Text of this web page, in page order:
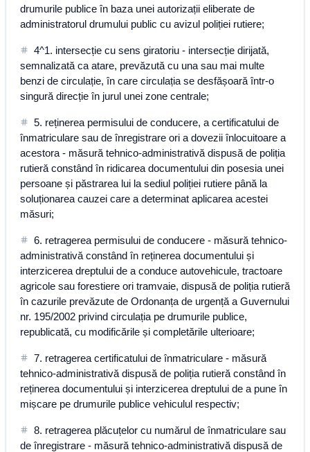
drumurile publice în baza unei autorizații eliberate de
administratorul drumului public cu avizul poliției rutiere;
4^1. intersecție cu sens giratoriu - intersecție dirijată,
semnalizată ca atare, prevăzută cu una sau mai multe
benzi de circulație, în care circulația se desfășoară într-o
singură direcție în jurul unei zone centrale;
5. reținerea permisului de conducere, a certificatului de
înmatriculare sau de înregistrare ori a dovezii înlocuitoare a
acestora - măsură tehnico-administrativă dispusă de poliția
rutieră constând în ridicarea documentului din posesia unei
persoane și păstrarea lui la sediul poliției rutiere până la
soluționarea cauzei care a determinat aplicarea acestei
măsuri;
6. retragerea permisului de conducere - măsură tehnico-
administrativă constând în reținerea documentului și
interzicerea dreptului de a conduce autovehicule, tractoare
agricole sau forestiere ori tramvaie, dispusă de poliția rutieră
în cazurile prevăzute de Ordonanța de urgență a Guvernului
nr. 195/2002 privind circulația pe drumurile publice,
republicată, cu modificările și completările ulterioare;
7. retragerea certificatului de înmatriculare - măsură
tehnico-administrativă dispusă de poliția rutieră constând în
reținerea documentului și interzicerea dreptului de a pune în
mișcare pe drumurile publice vehiculul respectiv;
8. retragerea plăcuțelor cu numărul de înmatriculare sau
de înregistrare - măsură tehnico-administrativă dispusă de